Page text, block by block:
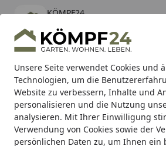
Unsere Seite verwendet Cookies und
Technologien, um die
Website zu verbessern, Inhalte und
personalisieren und die Nutzung
analysieren. Mit Ihrer Einwilligung
Verwendung von Cookies sowie der
persönlichen Daten zu, um Ihnen ein
KÖMPF24
kostenlos - Im App Store
Alle Produkte
Mein Konto
Suchen
Karibu Pools inkl. gratis
Starterset (Gesamtwert